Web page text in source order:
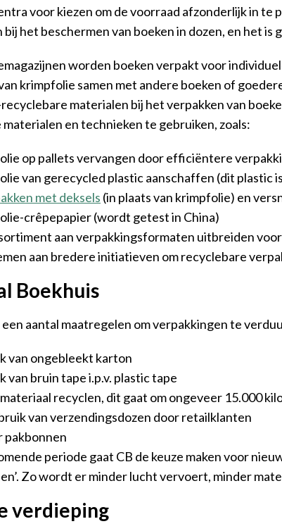
voor kiezen om de voorraad afzonderlijk in te
het beschermen van boeken in dozen, en het
worden boeken verpakt voor
krimpfolie samen met andere boeken of
materialen bij het verpakken van
en technieken te gebruiken, zoals:
op pallets vervangen door efficiëntere
van gerecycled plastic aanschaffen (dit plastic
met deksels (in plaats van krimpfolie) en
crêpepapier (wordt getest in China)
aan verpakkingsformaten uitbreiden
aan bredere initiatieven om recyclebare
Boekhuis
een aantal maatregelen om verpakkingen te
van ongebleekt karton
van bruin tape i.p.v. plastic tape
recyclen, dit gaat om ongeveer 15.000
van verzendingsdozen door retailklanten
pakbonnen
periode gaat CB de keuze maken voor
Zo wordt er minder lucht vervoert, minder
verdieping